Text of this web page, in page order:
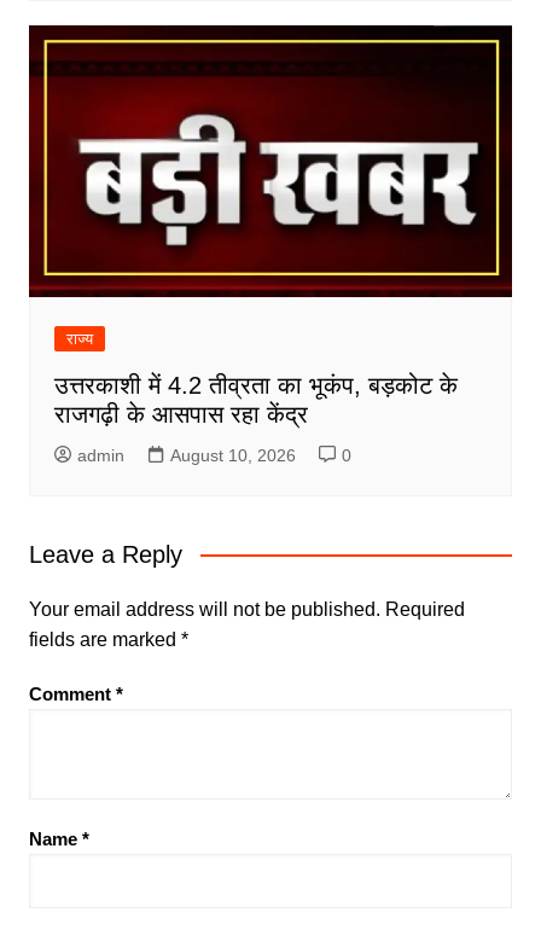
राज्य
उत्तरकाशी में 4.2 तीव्रता का भूकंप, बड़कोट के
राजगढ़ी के आसपास रहा केंद्र
admin August 10, 2026 0
Leave a Reply
Your email address will not be published. Required
fields are marked *
Comment *
Name *